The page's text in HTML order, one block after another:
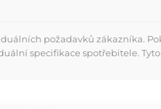
požadavků zákazníka.
specifikace spotřebitele.